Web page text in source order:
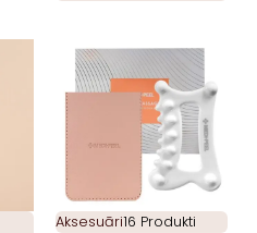
Aksesuāri16 Produkti